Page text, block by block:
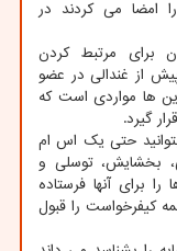
امضا می کردند در
برای مرتبط کردن
از غندالی در عضو
ها مواردی است که
گیرد.
حتی یک اس ام
بخشایش، توسلی و
برای آنها فرستاده
کیفرخواست را قبول